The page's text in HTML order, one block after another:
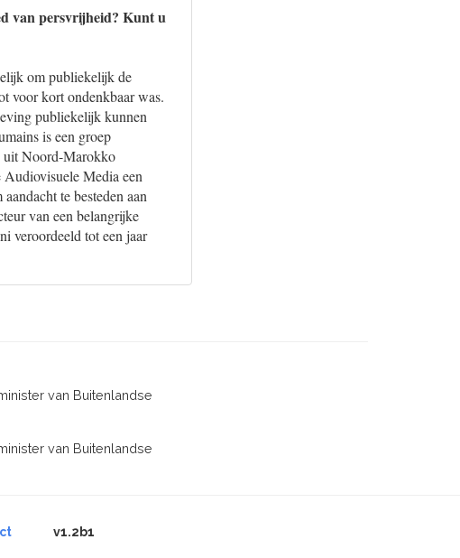
van persvrijheid? Kunt u
om publiekelijk de
voor kort ondenkbaar was.
publiekelijk kunnen
is een groep
uit Noord-Marokko
Media een
te besteden aan
van een belangrijke
veroordeeld tot een jaar
van Buitenlandse
van Buitenlandse
v1.2b1